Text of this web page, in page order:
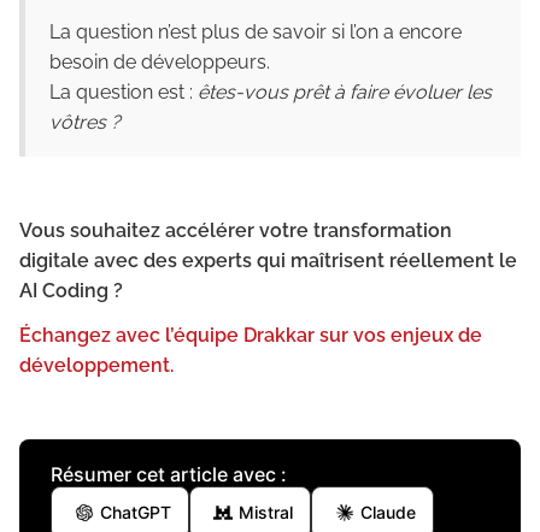
La question n’est plus de savoir si l’on a encore
besoin de développeurs.
La question est : êtes-vous prêt à faire évoluer les
vôtres ?
Vous souhaitez accélérer votre transformation
digitale avec des experts qui maîtrisent réellement le
AI Coding ?
Échangez avec l’équipe Drakkar sur vos enjeux de
développement.
Résumer cet article avec :
ChatGPT Mistral Claude